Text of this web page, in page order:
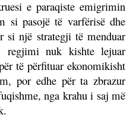
e paraqiste emigrimin
si pasojë të varfërisë dhe
si një strategji të menduar
nuk kishte lejuar
të përfituar ekonomikisht
por edhe për ta zbrazur
nga krahu i saj më